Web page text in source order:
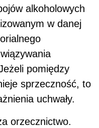
alkoholowych
w danej
pomiędzy
sprzeczność, to
uchwały.
orzecznictwo.